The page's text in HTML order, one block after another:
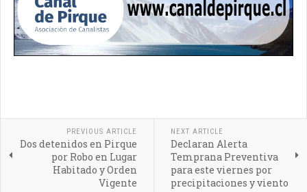
PREVIOUS ARTICLE
Dos detenidos en Pirque
por Robo en Lugar
Habitado y Orden
Vigente
NEXT ARTICLE
Declaran Alerta
Temprana Preventiva
para este viernes por
precipitaciones y viento